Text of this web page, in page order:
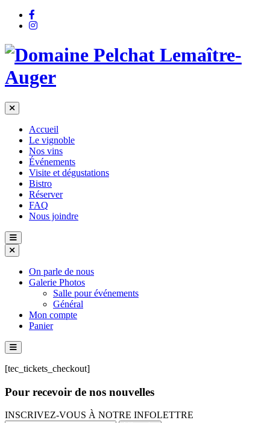
Accueil
Le vignoble
Nos vins
Événements
Visite et dégustations
Bistro
Réserver
FAQ
Nous joindre
On parle de nous
Galerie Photos
Salle pour événements
Général
Mon compte
Panier
[tec_tickets_checkout]
Pour recevoir de nos nouvelles
INSCRIVEZ-VOUS À NOTRE INFOLETTRE